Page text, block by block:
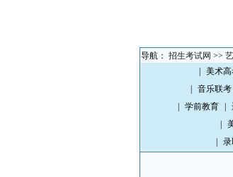
导航： 招生考试网 >>
美术
音乐联考
学前教育
录